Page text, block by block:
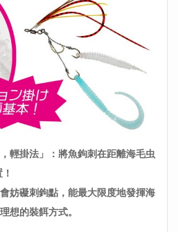
輕掛法」：將魚鉤刺在距離海毛虫
妨礙刺鉤點，能最大限度地發揮海
想的裝餌方式。